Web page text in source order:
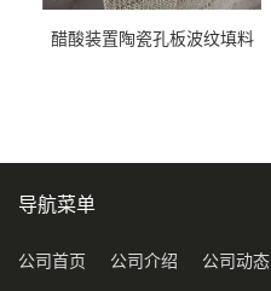
醋酸装置陶瓷孔板波纹填料
导航菜单
公司首页 公司介绍 公司动态